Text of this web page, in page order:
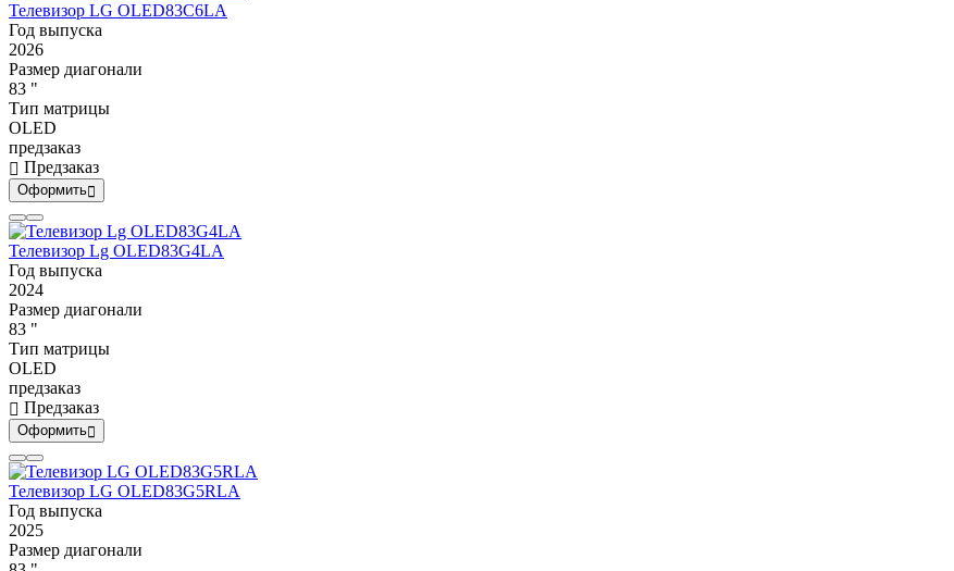
Телевизор LG OLED83C6LA
Год выпуска
2026
Размер диагонали
83 "
Тип матрицы
OLED
предзаказ
Предзаказ
Оформить
Телевизор Lg OLED83G4LA
Год выпуска
2024
Размер диагонали
83 "
Тип матрицы
OLED
предзаказ
Предзаказ
Оформить
Телевизор LG OLED83G5RLA
Год выпуска
2025
Размер диагонали